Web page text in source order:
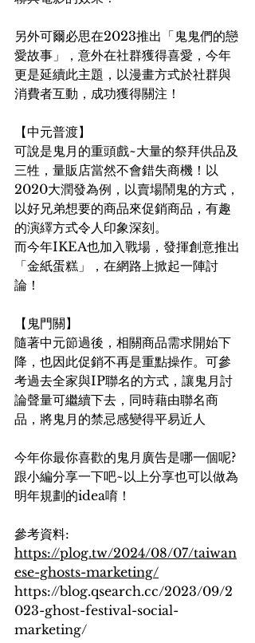
另外可爾必思在2023推出「鬼鬼們的戀
愛故事」，意外在社群獲得喜愛，今年
更是延續此主題，以漫畫方式於社群與
消費者互動，成功獲得關注！
【中元普渡】
可說是鬼月的重頭戲~大量的祭拜供品及
三牲，量販店當然不會錯失商機！以
2020大潤發為例，以賣場鬧鬼的方式，
以好兄弟想要的商品來促銷商品，有趣
的演繹方式令人印象深刻。
而今年IKEA也加入戰場，發揮創意推出
「金紙蛋糕」，在網路上掀起一陣討
論！
【鬼門關】
隨著中元節過後，相關商品需求開始下
降，也因此促銷不再是重點操作。可參
考過去全家與IP聯名的方式，讓鬼月討
論聲量可繼續下去，同時藉由聯名商
品，將鬼月的禁忌感變得平易近人
今年你最你喜歡的鬼月廣告是哪一個呢?
跟小編分享一下吧~以上分享也可以做為
明年規劃的idea唷！
參考資料:
https://plog.tw/2024/08/07/taiwan
ese-ghosts-marketing/
https://blog.qsearch.cc/2023/09/2
023-ghost-festival-social-
marketing/